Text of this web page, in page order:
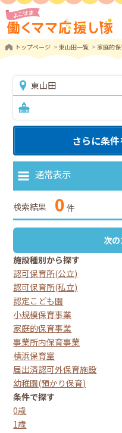
トップページ 東山田一覧 家庭的
東山田
さらに条
通常表示
検索結果 0 件
次
施設種別から探す
認可保育所(公立)
認可保育所(私立)
認定こども園
小規模保育事業
家庭的保育事業
事業所内保育事業
横浜保育室
届出済認可外保育施設
幼稚園(預かり保育)
条件で探す
0歳
1歳